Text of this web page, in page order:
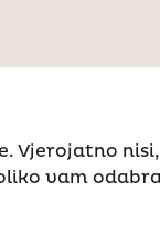
Vjerojatno
vam